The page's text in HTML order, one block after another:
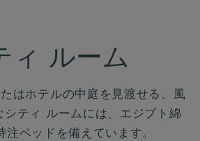
ィ ルーム
はホテルの中庭を見渡せる、風
シティ ルームには、エジプト綿
注ベッドを備えています。